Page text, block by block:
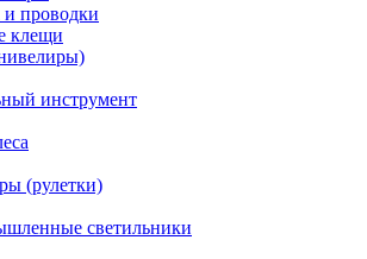
и проводки
клещи
инструмент
(рулетки)
светильники